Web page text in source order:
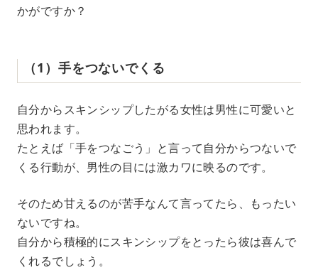
かがですか？
（1）手をつないでくる
自分からスキンシップしたがる女性は男性に可愛いと
思われます。
たとえば「手をつなごう」と言って自分からつないで
くる行動が、男性の目には激カワに映るのです。
そのため甘えるのが苦手なんて言ってたら、もったい
ないですね。
自分から積極的にスキンシップをとったら彼は喜んで
くれるでしょう。